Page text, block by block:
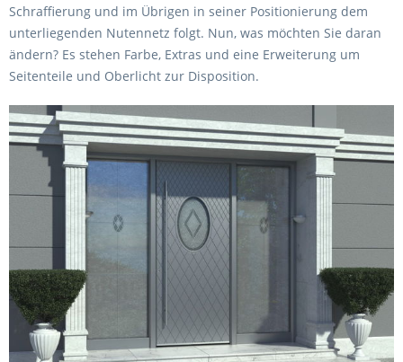
Schraffierung und im Übrigen in seiner Positionierung dem
unterliegenden Nutennetz folgt. Nun, was möchten Sie daran
ändern? Es stehen Farbe, Extras und eine Erweiterung um
Seitenteile und Oberlicht zur Disposition.